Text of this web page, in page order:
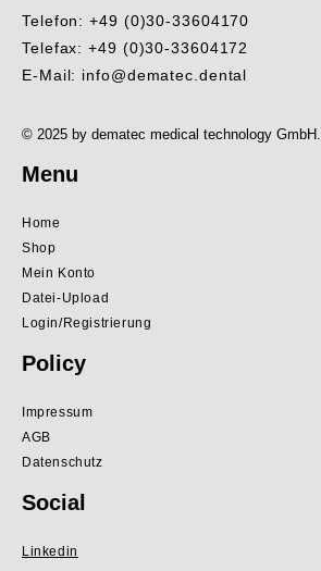
Telefon: +49 (0)30-33604170
Telefax: +49 (0)30-33604172
E-Mail: info@dematec.dental
© 2025 by dematec medical technology GmbH.
Menu
Home
Shop
Mein Konto
Datei-Upload
Login/Registrierung
Policy
Impressum
AGB
Datenschutz
Social
Linkedin